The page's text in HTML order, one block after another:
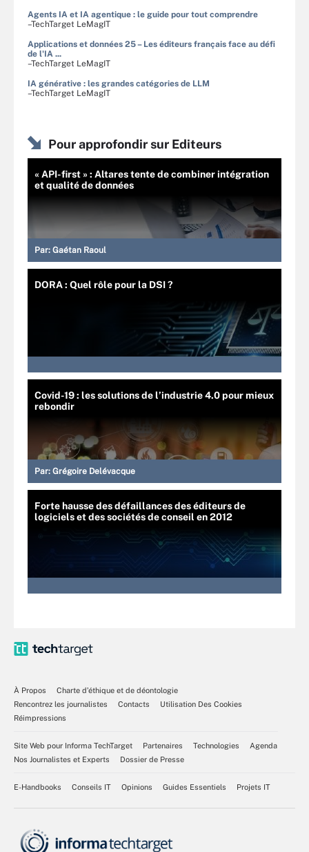
Agents IA et IA agentique : le guide pour tout comprendre
–TechTarget LeMagIT
Applications et données 25 – Les éditeurs français face au défi
de l'IA ...
–TechTarget LeMagIT
IA générative : les grandes catégories de LLM
–TechTarget LeMagIT
Pour approfondir sur Editeurs
« API-first » : Altares tente de combiner intégration
et qualité de données
Par: Gaétan Raoul
DORA : Quel rôle pour la DSI ?
Covid-19 : les solutions de l’industrie 4.0 pour mieux
rebondir
Par: Grégoire Delévacque
Forte hausse des défaillances des éditeurs de
logiciels et des sociétés de conseil en 2012
À Propos
Charte d’éthique et de déontologie
Rencontrez les journalistes
Contacts
Utilisation Des Cookies
Réimpressions
Site Web pour Informa TechTarget Partenaires Technologies
Agenda
Nos Journalistes et Experts
Dossier de Presse
E-Handbooks Conseils IT Opinions Guides Essentiels Projets IT